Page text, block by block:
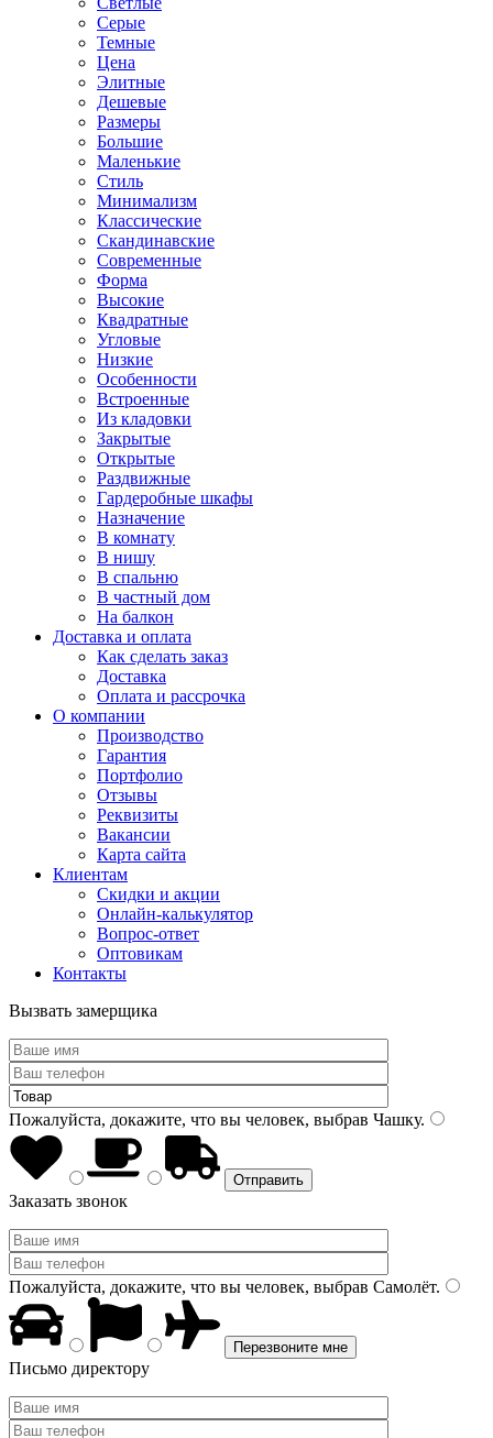
Серые
Темные
Цена
Элитные
Дешевые
Размеры
Большие
Маленькие
Стиль
Минимализм
Классические
Скандинавские
Современные
Форма
Высокие
Квадратные
Угловые
Низкие
Особенности
Встроенные
Из кладовки
Закрытые
Открытые
Раздвижные
Гардеробные шкафы
Назначение
В комнату
В нишу
В спальню
В частный дом
На балкон
Доставка и оплата
Как сделать заказ
Доставка
Оплата и рассрочка
О компании
Производство
Гарантия
Портфолио
Отзывы
Реквизиты
Вакансии
Карта сайта
Клиентам
Скидки и акции
Онлайн-калькулятор
Вопрос-ответ
Оптовикам
Контакты
Вызвать замерщика
Пожалуйста, докажите, что вы человек, выбрав Чашку.
Заказать звонок
Пожалуйста, докажите, что вы человек, выбрав Самолёт.
Письмо директору